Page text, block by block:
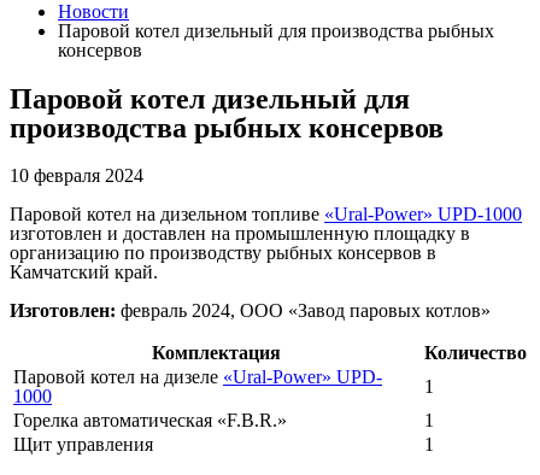
Новости
Паровой котел дизельный для производства рыбных
консервов
Паровой котел дизельный для
производства рыбных консервов
10 февраля 2024
Паровой котел на дизельном топливе «Ural-Power» UPD-1000
изготовлен и доставлен на промышленную площадку в
организацию по производству рыбных консервов в
Камчатский край.
Изготовлен: февраль 2024, ООО «Завод паровых котлов»
Комплектация
Количество
Паровой котел на дизеле «Ural-Power» UPD-
1000
1
Горелка автоматическая «F.B.R.»
1
Щит управления
1